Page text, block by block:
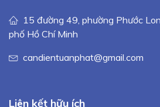
15 đường 49, phường Phước
phố Hồ Chí Minh
candientuanphat@gmail.com
Liên kết hữu ích